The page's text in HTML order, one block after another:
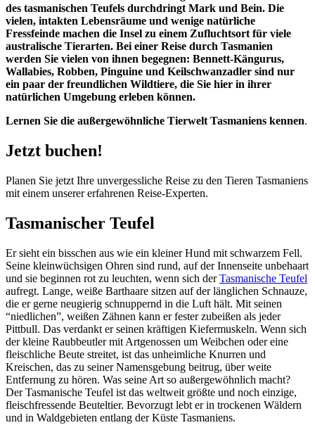
des tasmanischen Teufels durchdringt Mark und Bein. Die
vielen, intakten Lebensräume und wenige natürliche
Fressfeinde machen die Insel zu einem Zufluchtsort für viele
australische Tierarten. Bei einer Reise durch Tasmanien
werden Sie vielen von ihnen begegnen: Bennett-Kängurus,
Wallabies, Robben, Pinguine und Keilschwanzadler sind nur
ein paar der freundlichen Wildtiere, die Sie hier in ihrer
natürlichen Umgebung erleben können.
Lernen Sie die außergewöhnliche Tierwelt Tasmaniens kennen.
Jetzt buchen!
Planen Sie jetzt Ihre unvergessliche Reise zu den Tieren Tasmaniens
mit einem unserer erfahrenen Reise-Experten.
Tasmanischer Teufel
Er sieht ein bisschen aus wie ein kleiner Hund mit schwarzem Fell.
Seine kleinwüchsigen Ohren sind rund, auf der Innenseite unbehaart
und sie beginnen rot zu leuchten, wenn sich derTasmanische Teufel
aufregt. Lange, weiße Barthaare sitzen auf der länglichen Schnauze,
die er gerne neugierig schnuppernd in die Luft hält. Mit seinen
“niedlichen”, weißen Zähnen kann er fester zubeißen als jeder
Pittbull. Das verdankt er seinen kräftigen Kiefermuskeln. Wenn sich
der kleine Raubbeutler mit Artgenossen um Weibchen oder eine
fleischliche Beute streitet, ist das unheimliche Knurren und
Kreischen, das zu seiner Namensgebung beitrug, über weite
Entfernung zu hören. Was seine Art so außergewöhnlich macht?
Der Tasmanische Teufel ist das weltweit größte und noch einzige,
fleischfressende Beuteltier. Bevorzugt lebt er in trockenen Wäldern
und in Waldgebieten entlang der Küste Tasmaniens.